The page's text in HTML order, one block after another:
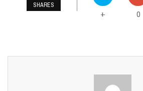
SHARES
+ 0